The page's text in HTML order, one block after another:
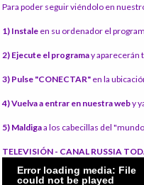
Para poder seguir viéndolo en
1) Instale en su ordenador el
2) Ejecute el programay aparecerán
3) Pulse "CONECTAR" en la
4) Vuelva a entrar en nuestra weby
5) Maldigaa los cabecillas del
TELEVISIÓN - CANAL RUSSIA